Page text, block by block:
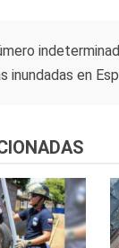
inundadas en